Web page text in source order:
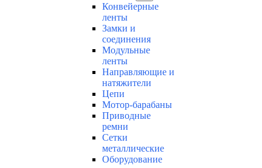
Конвейерные
ленты
Замки и
соединения
Модульные
ленты
Направляющие и
натяжители
Цепи
Мотор-барабаны
Приводные
ремни
Сетки
металлические
Оборудование